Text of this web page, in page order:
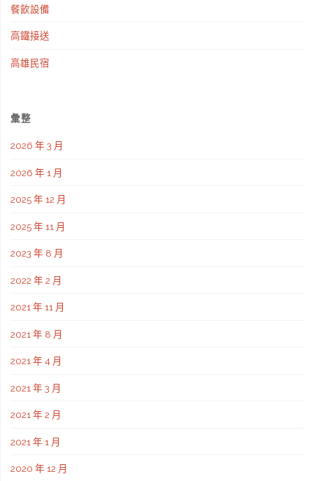
餐飲設備
高鐵接送
高雄民宿
彙整
2026 年 3 月
2026 年 1 月
2025 年 12 月
2025 年 11 月
2023 年 8 月
2022 年 2 月
2021 年 11 月
2021 年 8 月
2021 年 4 月
2021 年 3 月
2021 年 2 月
2021 年 1 月
2020 年 12 月